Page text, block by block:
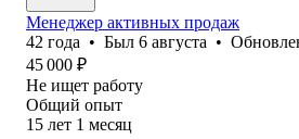
Менеджер активных продаж
42 года • Был 6 августа •
45 000 ₽
Не ищет работу
Общий опыт
15 лет 1 месяц